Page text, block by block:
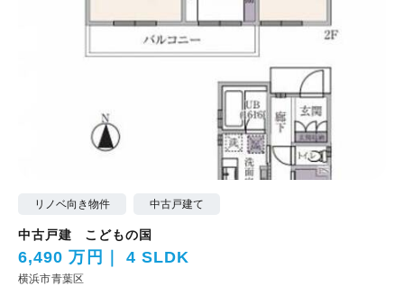
リノベ向き物件 中古戸建て
中古戸建 こどもの国
6,490 万円 4 SLDK
横浜市青葉区